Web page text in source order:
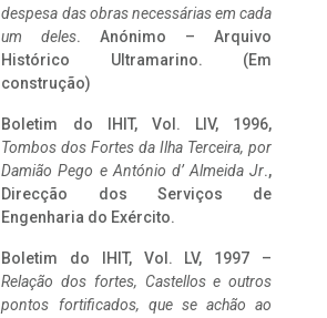
despesa das obras necessárias em cada
um deles. Anónimo – Arquivo
Histórico Ultramarino. (Em
construção)
Boletim do IHIT, Vol. LIV, 1996,
Tombos dos Fortes da Ilha Terceira, por
Damião Pego e António d’ Almeida Jr.,
Direcção dos Serviços de
Engenharia do Exército.
Boletim do IHIT, Vol. LV, 1997 –
Relação dos fortes, Castellos e outros
pontos fortificados, que se achão ao